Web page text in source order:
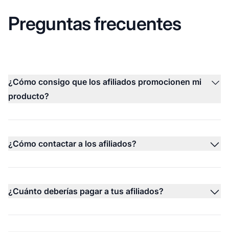
Preguntas frecuentes
¿Cómo consigo que los afiliados promocionen mi
producto?
¿Cómo contactar a los afiliados?
¿Cuánto deberías pagar a tus afiliados?